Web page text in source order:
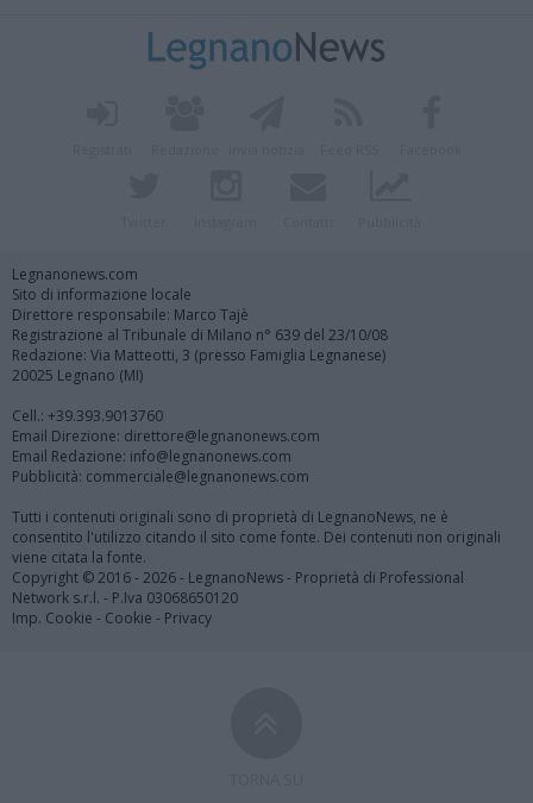
Legnanonews.com
Sito di informazione locale
Direttore responsabile: Marco Tajè
Registrazione al Tribunale di Milano n° 639 del 23/10/08
Redazione: Via Matteotti, 3 (presso Famiglia Legnanese)
20025 Legnano (MI)
Cell.: +39.393.9013760
Email Direzione: direttore@legnanonews.com
Email Redazione: info@legnanonews.com
Pubblicità: commerciale@legnanonews.com
Tutti i contenuti originali sono di proprietà di LegnanoNews, ne è
consentito l'utilizzo citando il sito come fonte. Dei contenuti non originali
viene citata la fonte.
Copyright © 2016 - 2026 - LegnanoNews - Proprietà di Professional
Network s.r.l. - P.Iva 03068650120
Imp. Cookie - Cookie - Privacy